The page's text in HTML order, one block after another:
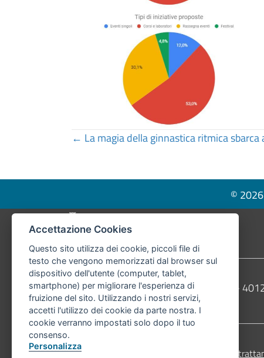
Posts
← La magia della ginnastica ritmica sbarca
©
Pié di pagina di Comune di Bologna
Contatti
Comune di Bologna, Piazza Maggiore, 6 -
Telefono:051203040
Accessibilità Informativa sul
Accettazione Cookies
Questo sito utilizza dei cookie, piccoli file di
testo che vengono memorizzati dal browser sul
dispositivo dell'utente (computer, tablet,
smartphone) per migliorare l'esperienza di
fruizione del sito. Utilizzando i nostri servizi,
accetti l'utilizzo dei cookie da parte nostra. I
cookie verranno impostati solo dopo il tuo
consenso.
Personalizza